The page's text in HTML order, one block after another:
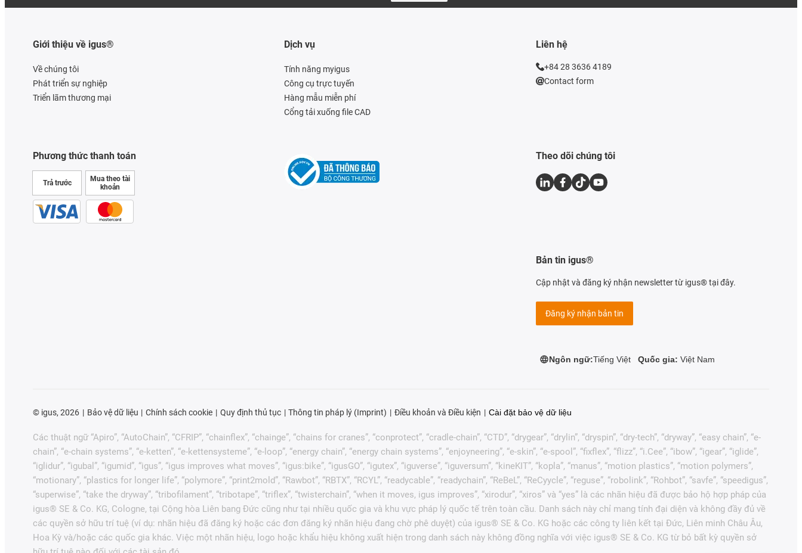
Giới thiệu về igus®
Về chúng tôi
Phát triển sự nghiệp
Triển lãm thương mại
Phương thức thanh toán
Trả trước
Mua theo tài
khoản
Dịch vụ
Tính năng myigus
Công cụ trực tuyến
Hàng mẫu miễn phí
Cổng tải xuống file CAD
Liên hệ
+84 28 3636 4189
Contact form
Theo dõi chúng tôi
Bản tin igus®
Cập nhật và đăng ký nhận newsletter từ igus® tại đây.
Đăng ký nhận bản tin
Ngôn ngữ:Tiếng Việt Quốc gia: Việt Nam
© igus, 2026 Bảo vệ dữ liệu Chính sách cookie Quy định thủ tục Thông tin pháp lý (Imprint) Điều khoản và Điều kiện Cài đặt bảo vệ dữ liệu
Các thuật ngữ “Apiro”, “AutoChain”, “CFRIP”, “chainflex”, “chainge”, “chains for cranes”, “conprotect”, “cradle-chain”, “CTD”, “drygear”, “drylin”, “dryspin”, “dry-tech”, “dryway”, “easy chain”, “e-
chain”, “e-chain systems”, “e-ketten”, “e-kettensysteme”, “e-loop”, “energy chain”, “energy chain systems”, “enjoyneering”, “e-skin”, “e-spool”, “fixflex”, “flizz”, “i.Cee”, “ibow”, “igear”, “iglide”,
“iglidur”, “igubal”, “igumid”, “igus”, “igus improves what moves”, “igus:bike”, “igusGO”, “igutex”, “iguverse”, “iguversum”, “kineKIT”, “kopla”, “manus”, “motion plastics”, “motion polymers”,
“motionary”, “plastics for longer life”, “polymore”, “print2mold”, “Rawbot”, “RBTX”, “RCYL”, “readycable”, “readychain”, “ReBeL”, “ReCyycle”, “reguse”, “robolink”, “Rohbot”, “savfe”, “speedigus”,
“superwise”, “take the dryway”, “tribofilament”, “tribotape”, “triflex”, “twisterchain”, “when it moves, igus improves”, “xirodur”, “xiros” và “yes” là các nhãn hiệu đã được bảo hộ hợp pháp của
igus® SE & Co. KG, Cologne, tại Cộng hòa Liên bang Đức cũng như tại nhiều quốc gia và khu vực pháp lý quốc tế trên toàn cầu. Danh sách này chỉ mang tính đại diện và không đầy đủ về
các quyền sở hữu trí tuệ (ví dụ: nhãn hiệu đã đăng ký hoặc các đơn đăng ký nhãn hiệu đang chờ phê duyệt) của igus® SE & Co. KG hoặc các công ty liên kết tại Đức, Liên minh Châu Âu,
Hoa Kỳ và/hoặc các quốc gia khác. Việc một nhãn hiệu, logo hoặc khẩu hiệu không xuất hiện trong danh sách này không đồng nghĩa với việc igus® SE & Co. KG từ bỏ bất kỳ quyền sở